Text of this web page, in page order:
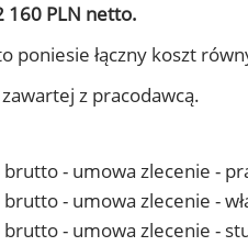
160 PLN netto.
poniesie łączny koszt
z pracodawcą.
- umowa zlecenie -
- umowa zlecenie -
- umowa zlecenie -